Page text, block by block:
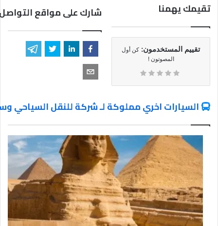
تقيمك يهمنا
تقييم المستخدمون: كن أول
المصوتون !
شارك على مواقع
السيارات اخري مملوكة لـ شركة للنقل السياحي